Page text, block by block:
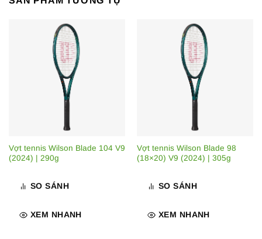
Vợt tennis Wilson Blade 104 V9
(2024) | 290g
SO SÁNH
XEM NHANH
Vợt tennis Wilson Blade 98
(18×20) V9 (2024) | 305g
SO SÁNH
XEM NHANH